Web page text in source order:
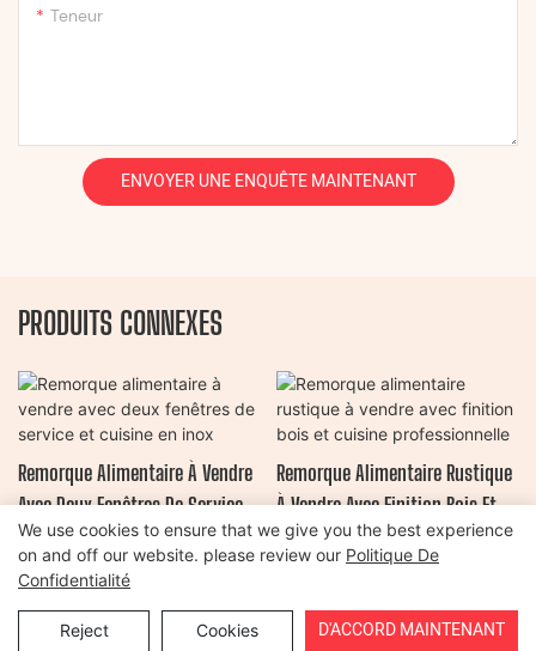
Teneur
ENVOYER UNE ENQUÊTE MAINTENANT
PRODUITS CONNEXES
Remorque Alimentaire À Vendre
Avec Deux Fenêtres De Service
Et Cuisine En Inox
Remorque Alimentaire Rustique
À Vendre Avec Finition Bois Et
Cuisine Professionnelle
Plan du site |politique de confidentialité
We use cookies to ensure that we give you the best experience
on and off our website. please review our Politique De
Confidentialité
Reject Cookies D'ACCORD MAINTENANT